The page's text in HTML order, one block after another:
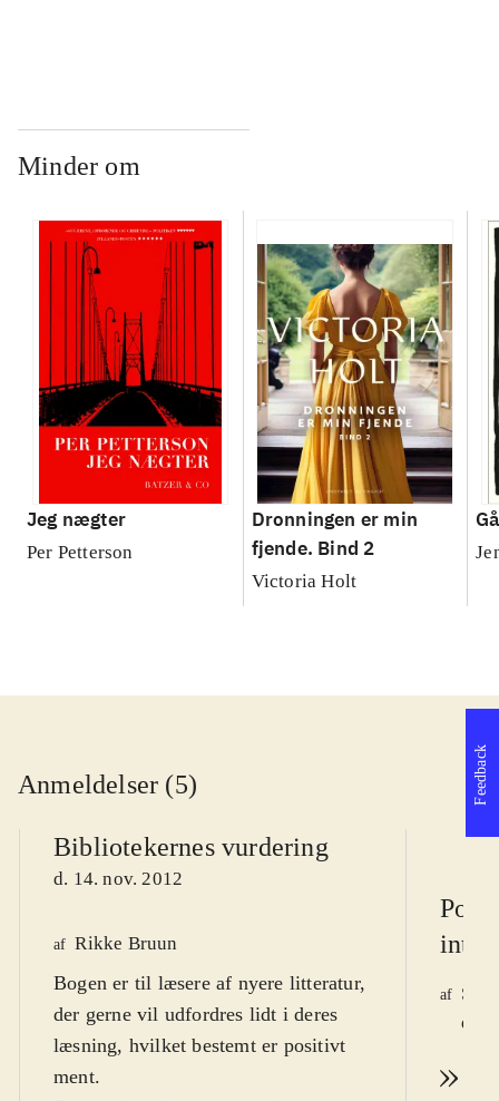
Minder om
Jeg nægter
Per Petterson
Dronningen er min
fjende. Bind 2
Victoria Holt
Anmeldelser (5)
Bibliotekernes vurdering
d. 14. nov. 2012
af Rikke Bruun
Bogen er til læsere af nyere litteratur,
der gerne vil udfordres lidt i deres
læsning, hvilket bestemt er positivt
ment.
af
d.
Feedback